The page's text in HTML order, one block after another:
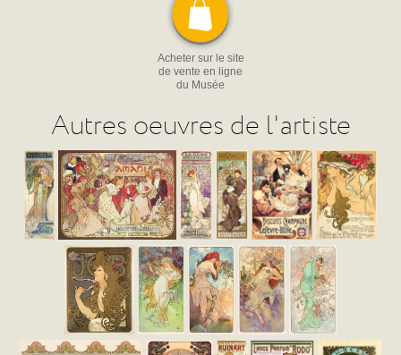
Acheter sur le site
de vente en ligne
du Musée
Autres oeuvres de l'artiste